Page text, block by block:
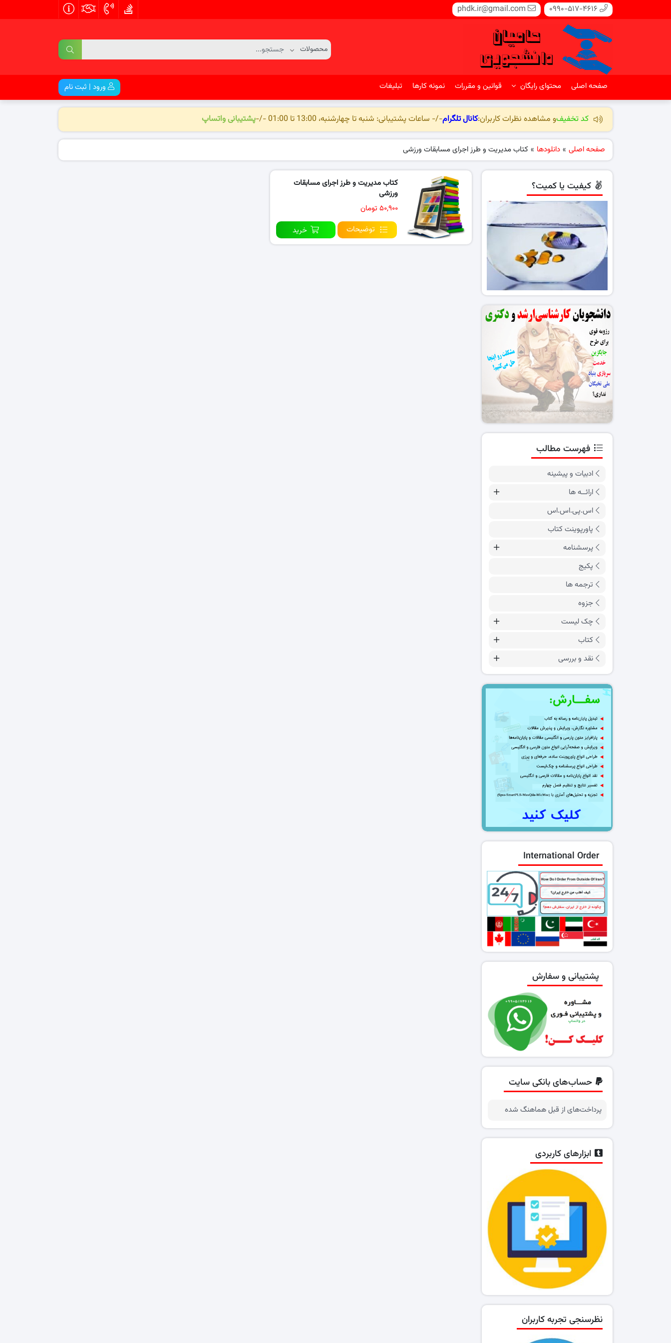
0990-517-4616
phdk.ir@gmail.com
صفحه اصلی محتوای رایگان قوانین و مقررات نمونه کارها تبلیغات ورود | ثبت نام
کد تخفیفو مشاهده نظرات کاربران:کانال تلگرام-/- ساعات پشتیبانی: شنبه تا چهارشنبه، 13:00 تا 01:00 -/- پشتیبانی واتساپ
صفحه اصلی » دانلودها » کتاب مدیریت و طرز اجرای مسابقات ورزشی
کتاب مدیریت و طرز اجرای مسابقات
ورزشی
۵۰,۹۰۰ تومان
توضیحات
خرید
کیفیت یا کمیت؟
فهرست مطالب
ادبیات و پیشینه
ارائــه ها
اس.پی.اس.اس
پاورپوینت کتاب
پرسشنامه
پکیج
ترجمه ها
جزوه
چک لیست
کتاب
نقد و بررسی
International Order
پشتیبانی و سفارش
حساب‌های بانکی سایت
پرداخت‌های از قبل هماهنگ شده
ابزارهای کاربردی
نظرسنجی تجربه کاربران